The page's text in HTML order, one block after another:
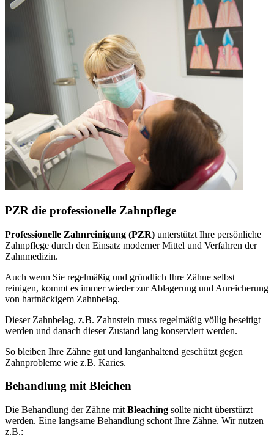
PZR die professionelle Zahnpflege
Professionelle Zahnreinigung (PZR) unterstützt Ihre persönliche
Zahnpflege durch den Einsatz moderner Mittel und Verfahren der
Zahnmedizin.
Auch wenn Sie regelmäßig und gründlich Ihre Zähne selbst
reinigen, kommt es immer wieder zur Ablagerung und Anreicherung
von hartnäckigem Zahnbelag.
Dieser Zahnbelag, z.B. Zahnstein muss regelmäßig völlig beseitigt
werden und danach dieser Zustand lang konserviert werden.
So bleiben Ihre Zähne gut und langanhaltend geschützt gegen
Zahnprobleme wie z.B. Karies.
Behandlung mit Bleichen
Die Behandlung der Zähne mit Bleaching sollte nicht überstürzt
werden. Eine langsame Behandlung schont Ihre Zähne. Wir nutzen
z.B.: